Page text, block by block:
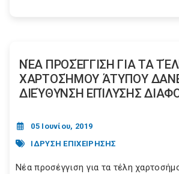
ΝΈΑ ΠΡΟΣΈΓΓΙΣΗ ΓΙΑ ΤΑ
ΧΑΡΤΟΣΉΜΟΥ ΆΤΥΠΟΥ
ΔΙΕΎΘΥΝΣΗ ΕΠΊΛΥΣΗΣ
05 Ιουνίου, 2019
ΙΔΡΥΣΗ ΕΠΙΧΕΙΡΗΣΗΣ
Νέα προσέγγιση για τα τέλη